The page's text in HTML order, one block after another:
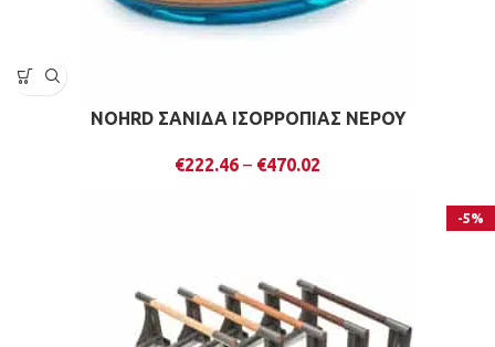
NOHRD ΣΑΝΙΔΑ ΙΣΟΡΡΟΠΙΑΣ ΝΕΡΟΥ
€222.46 – €470.02
-5%